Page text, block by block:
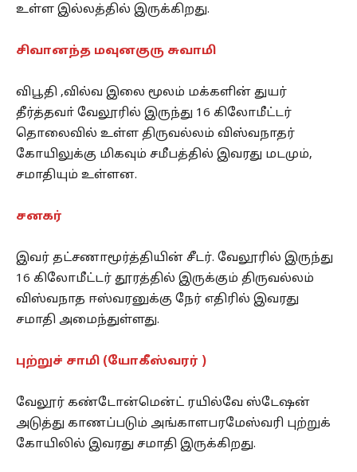
உள்ள இல்லத்தில் இருக்கிறது.
சிவானந்த மவுனகுரு சுவாமி
விபூதி ,வில்வ இலை மூலம் மக்களின் துயர்
தீர்த்தவா் வேலூரில் இருந்து 16 கிலோமீட்டர்
தொலைவில் உள்ள திருவல்லம் விஸ்வநாதர்
கோயிலுக்கு மிகவும் சமீபத்தில் இவரது மடமும்,
சமாதியும் உள்ளன.
சனகர்
இவர் தட்சணாமூர்த்தியின் சீடர். வேலூரில் இருந்து
16 கிலோமீட்டர் தூரத்தில் இருக்கும் திருவல்லம்
விஸ்வநாத ஈஸ்வரனுக்கு நேர் எதிரில் இவரது
சமாதி அமைந்துள்ளது.
புற்றுச் சாமி (யோகீஸ்வரர் )
வேலூர் கண்டோன்மென்ட் ரயில்வே ஸ்டேஷன்
அடுத்து காணப்படும் அங்காளபரமேஸ்வரி புற்றுக்
கோயிலில் இவரது சமாதி இருக்கிறது.